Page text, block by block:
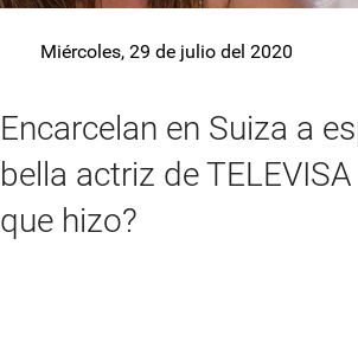
Miércoles, 29 de julio del 2020
Encarcelan en Suiza a
bella actriz de
que hizo?